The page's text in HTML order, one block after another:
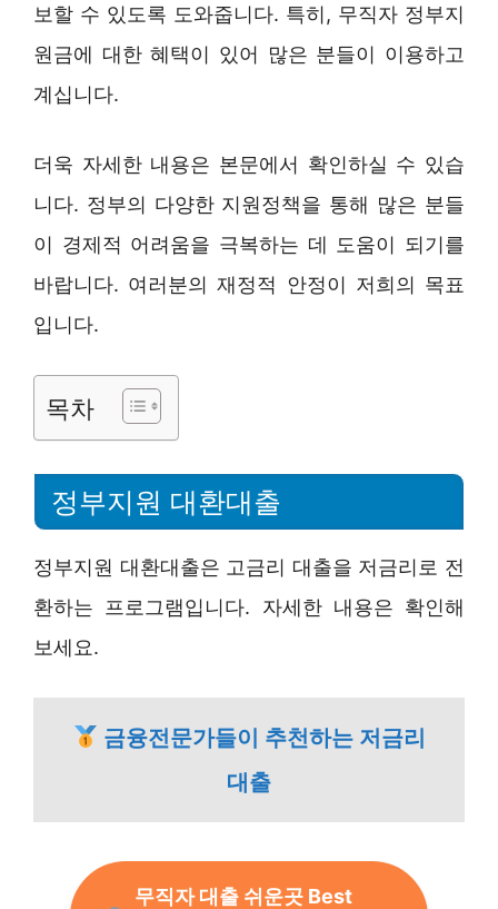
보할 수 있도록 도와줍니다. 특히, 무직자 정부지
원금에 대한 혜택이 있어 많은 분들이 이용하고
계십니다.
더욱 자세한 내용은 본문에서 확인하실 수 있습
니다. 정부의 다양한 지원정책을 통해 많은 분들
이 경제적 어려움을 극복하는 데 도움이 되기를
바랍니다. 여러분의 재정적 안정이 저희의 목표
입니다.
목차
정부지원 대환대출
정부지원 대환대출은 고금리 대출을 저금리로 전
환하는 프로그램입니다. 자세한 내용은 확인해
보세요.
금융전문가들이 추천하는 저금리
대출
무직자 대출 쉬운곳 Best